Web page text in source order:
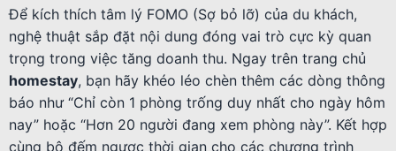
Để kích thích tâm lý FOMO (Sợ bỏ lỡ) của du khách,
nghệ thuật sắp đặt nội dung đóng vai trò cực kỳ quan
trọng trong việc tăng doanh thu. Ngay trên trang chủ
homestay, bạn hãy khéo léo chèn thêm các dòng thông
báo như “Chỉ còn 1 phòng trống duy nhất cho ngày hôm
nay” hoặc “Hơn 20 người đang xem phòng này”. Kết hợp
cùng bộ đếm ngược thời gian cho các chương trình